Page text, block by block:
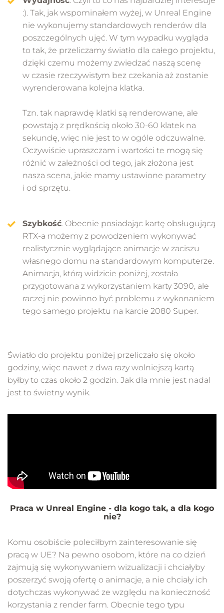
:). Tak, jak wspominałem wyżej, w Unreal Engine
nie wykonujemy standardowych renderów dla
poszczególnych ujęć. W tym wypadku wygląda
to tak, że przeliczamy światło dla całego projektu,
dzięki czemu możemy zwiedzać naszą scenę
w czasie rzeczywistym bez czekania aż zostanie
wyrenderowana kolejna klatka.
Tzn. tak naprawdę klatki są renderowane, ale
powstają z prędkością około 30-60 klatek na
sekundę, więc nie jest to w ogóle odczuwalne.
Oczywiście upraszczam i wartości te mogą się
różnić w zależności od tego, jak złożona jest
nasza scena, jakie mamy ustawione parametry
i od sprzętu.
Szybkość. Obecnie posiadając kartę obsługującą
RTX-a możemy z powodzeniem wykonywać
realistycznie wyglądające animacje w zaciszu
własnego domu na standardowym komputerze.
Animacja, którą widzicie poniżej, została
przygotowana z wykorzystaniem karty 3090, ale
raczej nie powinno być problemu z wykonaniem
tego samego projektu na karcie 2080 Super.
Światło do projektu poniżej przeliczało się około
godziny, więc nawet z dwa razy wolniejszą kartą
byłby to czas około 2 godzin. Jak dla mnie jest nadal
jest to świetny wynik.
Praca w Unreal Engine - dla kogo tak, a dla kogo
nie?
Komu osobiście poleciłbym zainteresowanie się
pracą w UE? Na pewno osobom, które na co dzień
zajmują się wykonywaniem wizualizacji i chciałyby
poszerzyć swoją ofertę o animacje, a nie chciały ich
dotychczas wykonywać ze względu na konieczność
korzystania z render farm. Obecnie tego typu